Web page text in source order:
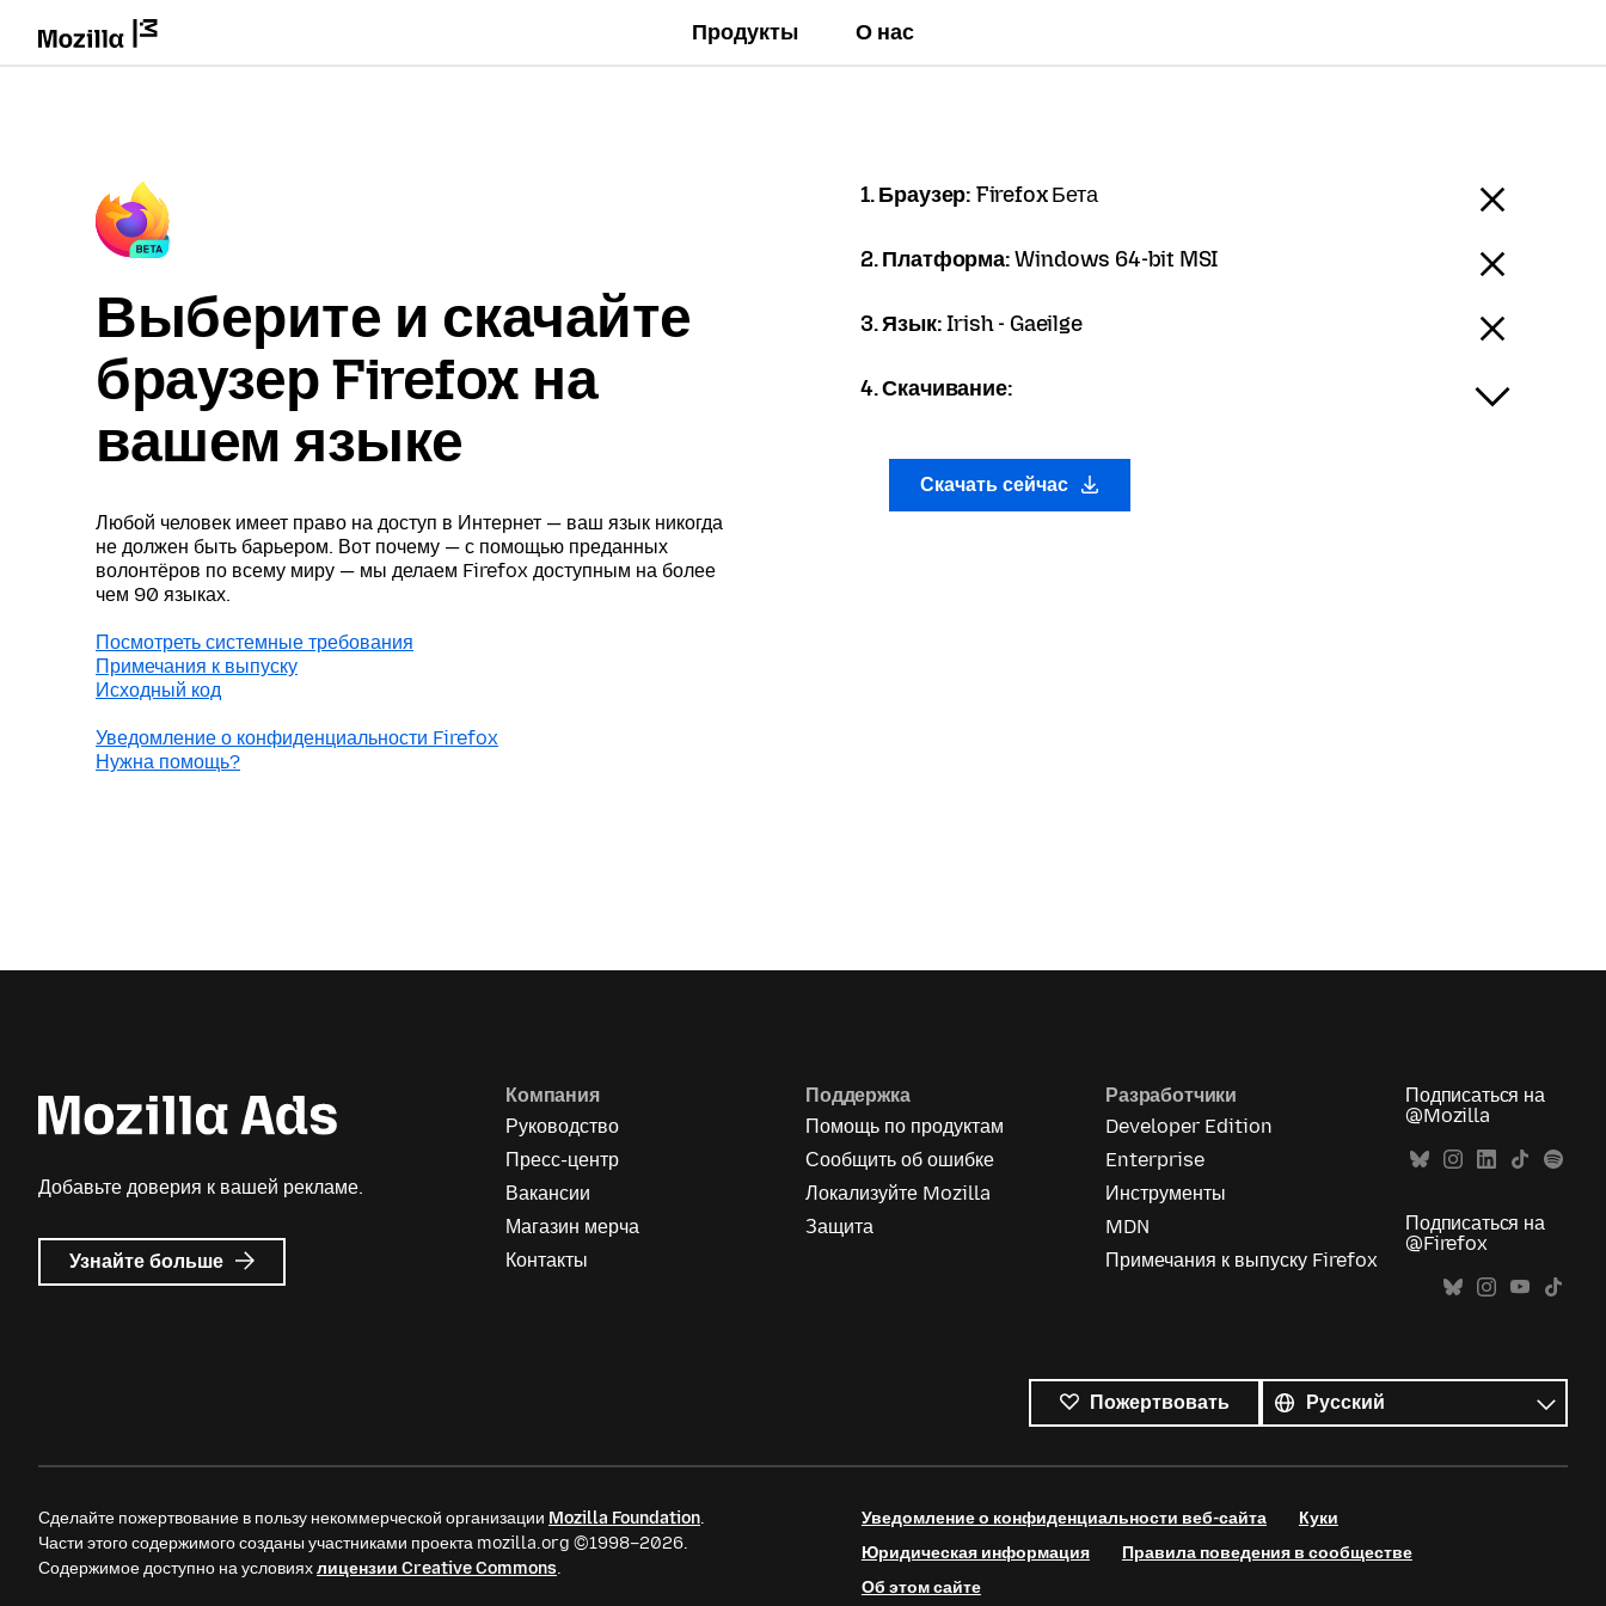
Продукты О нас
Выберите и скачайте
браузер Firefox на
вашем языке
Любой человек имеет право на доступ в Интернет — ваш язык никогда
не должен быть барьером. Вот почему — с помощью преданных
волонтёров по всему миру — мы делаем Firefox доступным на более
чем 90 языках.
Посмотреть системные требования
Примечания к выпуску
Исходный код
Уведомление о конфиденциальности Firefox
Нужна помощь?
1. Браузер: Firefox Бета
2. Платформа:Windows 64-bit MSI
3. Язык:Irish - Gaeilge
4. Скачивание:
Скачать сейчас
Добавьте доверия к вашей рекламе.
Узнайте больше о
Реклама
Компания
Руководство
Пресс-центр
Вакансии
Магазин мерча
Контакты
Поддержка
Помощь по продуктам
Сообщить об ошибке
Локализуйте Mozilla
Защита
Разработчики
Developer Edition
Enterprise
Инструменты
MDN
Примечания к выпуску Firefox
Подписаться на
@Mozilla
Подписаться на
@Firefox
Пожертвовать
языки
Язык
Сделайте пожертвование в пользу некоммерческой организации Mozilla Foundation.
Части этого содержимого созданы участниками проекта mozilla.org ©1998–2026.
Содержимое доступно на условияхлицензии Creative Commons.
Уведомление о конфиденциальности веб-сайта
Куки
Юридическая информация
Правила поведения в сообществе
Об этом сайте